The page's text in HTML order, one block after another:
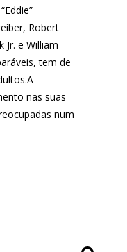
Robert
Jr. e William
tem de
nas suas
num